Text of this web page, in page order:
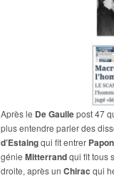
Après le De Gaullepost 47
plus entendre parler des
d’Estaingqui fit entrer Papon
génie Mitterrandqui fit tous
droite, après un Chirac qui